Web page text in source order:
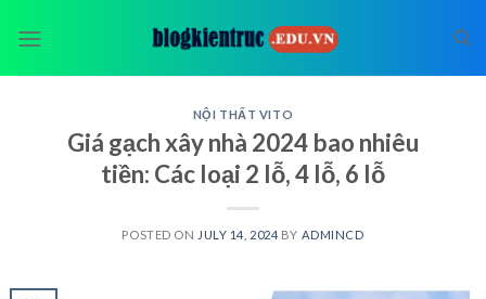
NỘI THẤT VITO
Giá gạch xây nhà 2024 bao nhiêu
tiền: Các loại 2 lỗ, 4 lỗ, 6 lỗ
POSTED ON JULY 14, 2024 BY ADMINCD